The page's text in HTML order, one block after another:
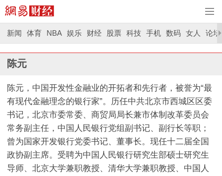
新闻 体育 NBA 娱乐 财经 股票 科技 手机 数码 女人 论坛
陈元
陈元，中国开发性金融业的开拓者和先行者，被誉为“最
有现代金融理念的银行家”。历任中共北京市西城区区委
书记，北京市委常委、商贸局局长兼市体制改革委员会
常务副主任，中国人民银行党组副书记、副行长等职；
曾为国家开发银行党委书记、董事长。现任十二届全国
政协副主席。受聘为中国人民银行研究生部硕士研究生
导师、北京大学兼职教授、清华大学兼职教授、中国人